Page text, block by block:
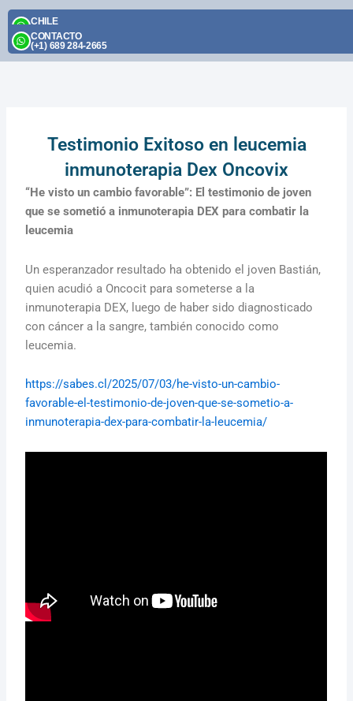
Skip
content
CHILE
(+56) 9 2395 1174
CONTACTO
(+1) 689 284-2665
Testimonio Exitoso en leucemia
inmunoterapia Dex Oncovix
“He visto un cambio favorable”: El testimonio de joven
que se sometió a inmunoterapia DEX para combatir la
leucemia
Un esperanzador resultado ha obtenido el joven Bastián,
quien acudió a Oncocit para someterse a la
inmunoterapia DEX, luego de haber sido diagnosticado
con cáncer a la sangre, también conocido como
leucemia.
https://sabes.cl/2025/07/03/he-visto-un-cambio-
favorable-el-testimonio-de-joven-que-se-sometio-a-
inmunoterapia-dex-para-combatir-la-leucemia/